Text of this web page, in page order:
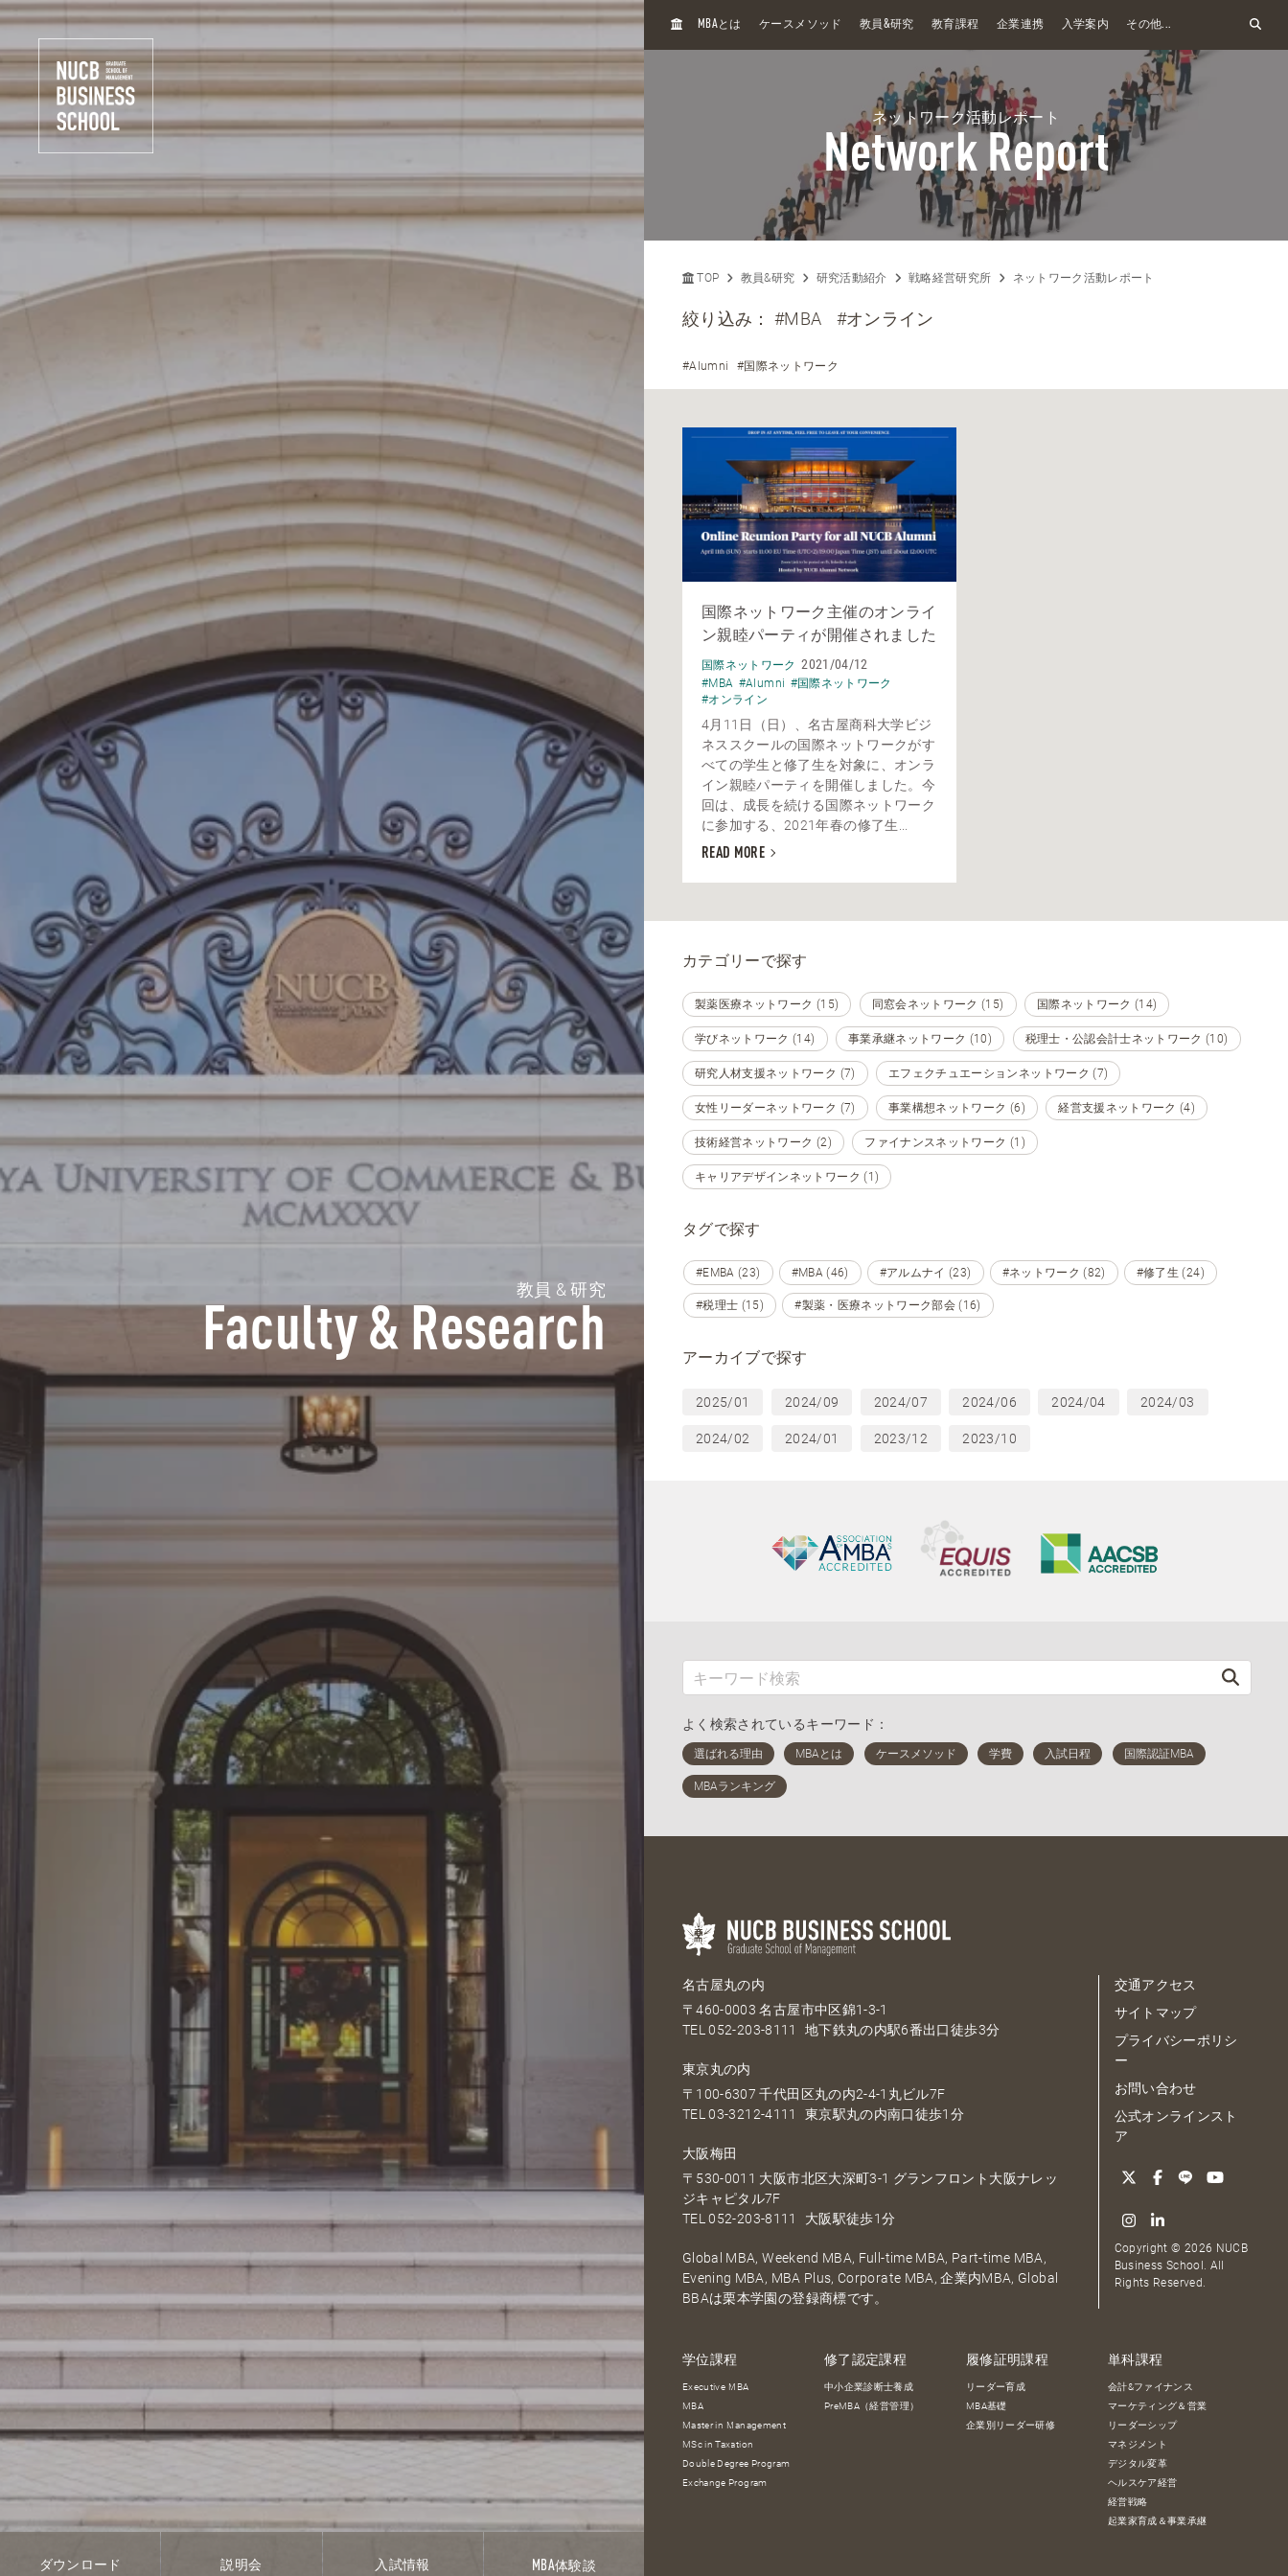
教員 & 研究
Faculty & Research
ダウンロード 説明会 入試情報 MBA体験談
H
MBAとは ケースメソッド 教員&研究 教育課程 企業連携 入学案内 その他...
ネットワーク活動レポート
Network Report
TOP 教員&研究 研究活動紹介 戦略経営研究所 ネットワーク活動レポート
絞り込み：#MBA #オンライン
#Alumni #国際ネットワーク
国際ネットワーク主催のオンライ
ン親睦パーティが開催されました
国際ネットワーク 2021/04/12
#MBA #Alumni #国際ネットワーク
#オンライン
4月11日（日）、名古屋商科大学ビジ
ネススクールの国際ネットワークがす
べての学生と修了生を対象に、オンラ
イン親睦パーティを開催しました。今
回は、成長を続ける国際ネットワーク
に参加する、2021年春の修了生...
READ MORE
カテゴリーで探す
製薬医療ネットワーク (15) 同窓会ネットワーク (15) 国際ネットワーク (14)
学びネットワーク (14) 事業承継ネットワーク (10) 税理士・公認会計士ネットワーク (10)
研究人材支援ネットワーク (7) エフェクチュエーションネットワーク (7)
女性リーダーネットワーク (7) 事業構想ネットワーク (6) 経営支援ネットワーク (4)
技術経営ネットワーク (2) ファイナンスネットワーク (1)
キャリアデザインネットワーク (1)
タグで探す
#EMBA (23) #MBA (46) #アルムナイ (23) #ネットワーク (82) #修了生 (24)
#税理士 (15) #製薬・医療ネットワーク部会 (16)
アーカイブで探す
2025/01 2024/09 2024/07 2024/06 2024/04 2024/03
2024/02 2024/01 2023/12 2023/10
よく検索されているキーワード：
名古屋丸の内
〒460-0003 名古屋市中区錦1-3-1
TEL052-203-8111 地下鉄丸の内駅6番出口徒歩3分
東京丸の内
〒100-6307 千代田区丸の内2-4-1丸ビル7F
TEL03-3212-4111 東京駅丸の内南口徒歩1分
大阪梅田
〒530-0011 大阪市北区大深町3-1 グランフロント大阪ナレッ
ジキャピタル7F
TEL052-203-8111 大阪駅徒歩1分
Global MBA, Weekend MBA, Full-time MBA, Part-time MBA,
Evening MBA, MBA Plus, Corporate MBA, 企業内MBA, Global
BBAは栗本学園の登録商標です。
交通アクセス
サイトマップ
プライバシーポリシ
ー
お問い合わせ
公式オンラインスト
ア
Copyright © 2026 NUCB
Business School. All
Rights Reserved.
学位課程
Executive MBA
MBA
Master in Management
MSc in Taxation
Double Degree Program
Exchange Program
修了認定課程
中小企業診断士養成
PreMBA（経営管理）
履修証明課程
リーダー育成
MBA基礎
企業別リーダー研修
単科課程
会計&ファイナンス
マーケティング＆営業
リーダーシップ
マネジメント
デジタル変革
ヘルスケア経営
経営戦略
起業家育成＆事業承継